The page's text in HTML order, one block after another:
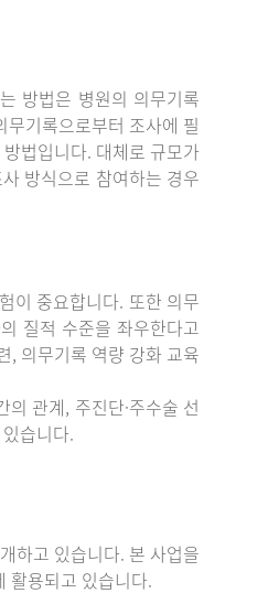
방법은 병원의 의무기록
기록으로부터 조사에 필
법입니다. 대체로 규모가
방식으로 참여하는 경우
이 중요합니다. 또한 의무
질적 수준을 좌우한다고
, 의무기록 역량 강화 교육
관계, 주진단·주수술 선
습니다.
하고 있습니다. 본 사업을
활용되고 있습니다.